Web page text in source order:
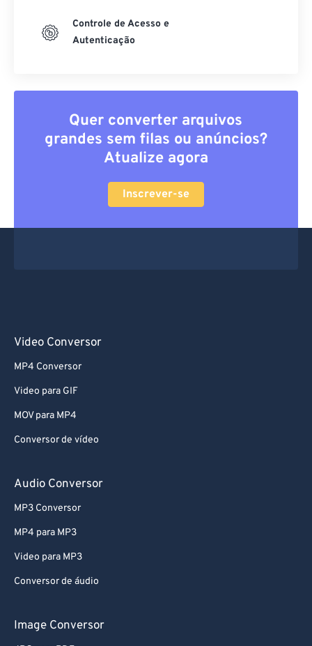
Controle de Acesso e
Autenticação
Quer converter arquivos
grandes sem filas ou anúncios?
Atualize agora
Inscrever-se
Video Conversor
MP4 Conversor
Video para GIF
MOV para MP4
Conversor de vídeo
Audio Conversor
MP3 Conversor
MP4 para MP3
Video para MP3
Conversor de áudio
Image Conversor